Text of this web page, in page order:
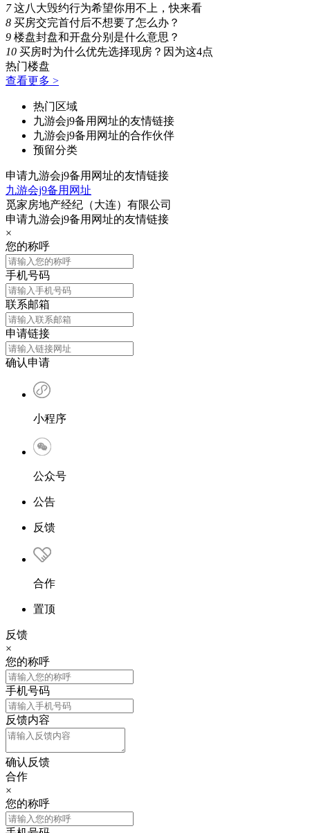
7 这八大毁约行为希望你用不上，快来看
8 买房交完首付后不想要了怎么办？
9 楼盘封盘和开盘分别是什么意思？
10 买房时为什么优先选择现房？因为这4点
热门楼盘
查看更多 >
热门区域
九游会j9备用网址的友情链接
九游会j9备用网址的合作伙伴
预留分类
申请九游会j9备用网址的友情链接
九游会j9备用网址
觅家房地产经纪（大连）有限公司
申请九游会j9备用网址的友情链接
×
您的称呼
手机号码
联系邮箱
申请链接
确认申请
小程序
公众号
公告
反馈
合作
置顶
反馈
×
您的称呼
手机号码
反馈内容
确认反馈
合作
×
您的称呼